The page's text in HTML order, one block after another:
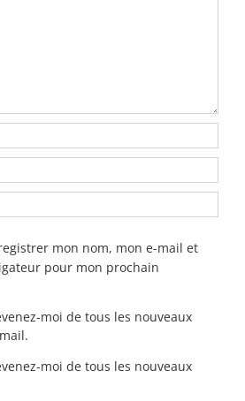
mon nom, mon e-mail et
pour mon prochain
moi de tous les nouveaux
moi de tous les nouveaux